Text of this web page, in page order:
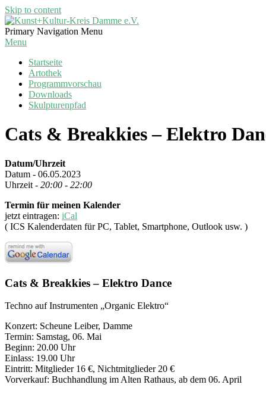
Skip to content
Kunst+Kultur-
Kreis
Primary Navigation Menu
Menu
Startseite
Artothek
Programmvorschau
Downloads
Skulpturenpfad
Cats & Breakkies – Elektro
Datum/Uhrzeit
Datum - 06.05.2023
Uhrzeit - 20:00 - 22:00
Termin für meinen Kalender
jetzt eintragen: iCal
( ICS Kalenderdaten für PC, Tablet, Smartphone, Outlook usw. )
Cats & Breakkies – Elektro Dance
Techno auf Instrumenten „Organic Elektro“
Konzert: Scheune Leiber, Damme
Termin: Samstag, 06. Mai
Beginn: 20.00 Uhr
Einlass: 19.00 Uhr
Eintritt: Mitglieder 16 €, Nichtmitglieder 20 €
Vorverkauf: Buchhandlung im Alten Rathaus, ab dem 06. April